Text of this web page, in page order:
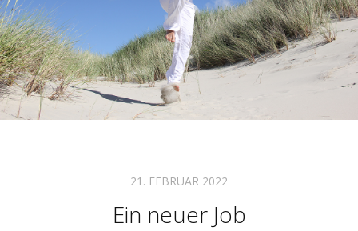
21. FEBRUAR 2022
Ein neuer Job